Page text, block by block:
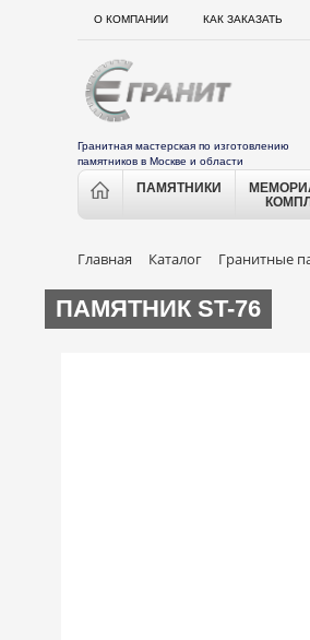
О КОМПАНИИ КАК ЗАКАЗАТЬ
Гранитная мастерская по изготовлению
памятников в Москве и области
ПАМЯТНИКИ
Главная Каталог Гранитные
ПАМЯТНИК ST-76